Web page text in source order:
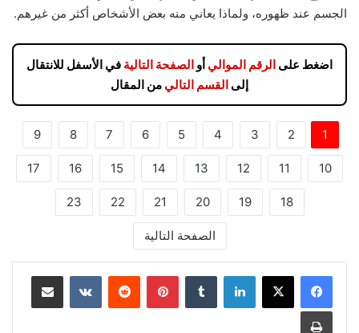
الجسم عند ظهوره، ولماذا يعاني منه بعض الأشخاص أكثر من غيرهم.
اضغط على الرقم الموالي أو الصفحة التالية في الأسفل للانتقال
إلى القسم التالي من المقال
1
2
3
4
5
6
7
8
9
10
11
12
13
14
15
16
17
18
19
20
21
22
23
الصفحة التالية
لينكدإن بينتيريست مشاركة عبر البريد
طباعة